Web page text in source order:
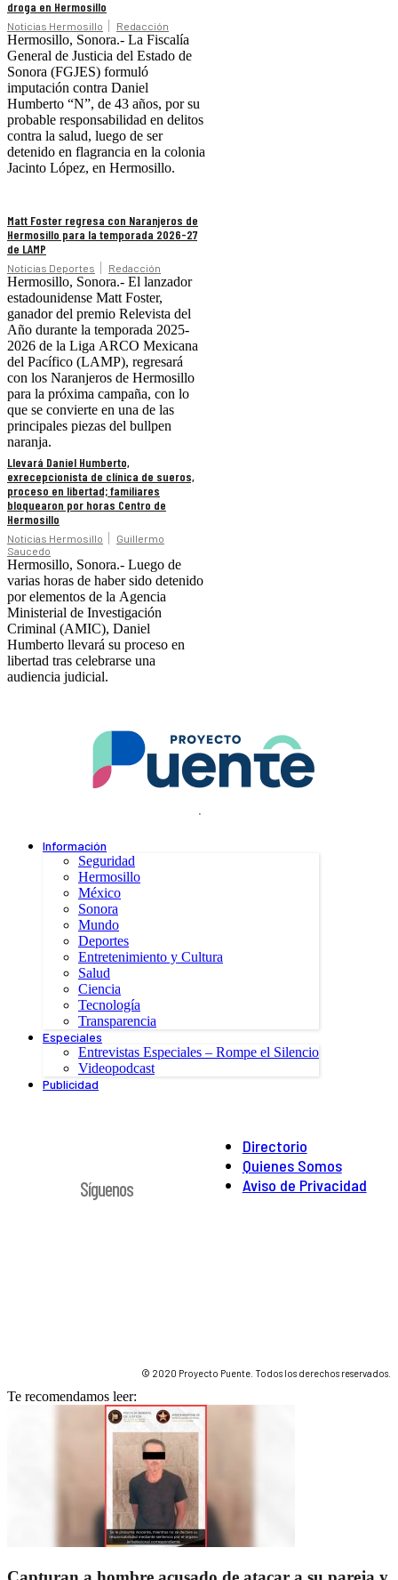
droga en Hermosillo
Noticias Hermosillo Redacción
Hermosillo, Sonora.- La Fiscalía
General de Justicia del Estado de
Sonora (FGJES) formuló
imputación contra Daniel
Humberto “N”, de 43 años, por su
probable responsabilidad en delitos
contra la salud, luego de ser
detenido en flagrancia en la colonia
Jacinto López, en Hermosillo.
Matt Foster regresa con Naranjeros de
Hermosillo para la temporada 2026-27
de LAMP
Noticias Deportes Redacción
Hermosillo, Sonora.- El lanzador
estadounidense Matt Foster,
ganador del premio Relevista del
Año durante la temporada 2025-
2026 de la Liga ARCO Mexicana
del Pacífico (LAMP), regresará
con los Naranjeros de Hermosillo
para la próxima campaña, con lo
que se convierte en una de las
principales piezas del bullpen
naranja.
Llevará Daniel Humberto,
exrecepcionista de clínica de sueros,
proceso en libertad; familiares
bloquearon por horas Centro de
Hermosillo
Noticias Hermosillo
Guillermo
Saucedo
Hermosillo, Sonora.- Luego de
varias horas de haber sido detenido
por elementos de la Agencia
Ministerial de Investigación
Criminal (AMIC), Daniel
Humberto llevará su proceso en
libertad tras celebrarse una
audiencia judicial.
.
Información
Seguridad
Hermosillo
México
Sonora
Mundo
Deportes
Entretenimiento y Cultura
Salud
Ciencia
Tecnología
Transparencia
Especiales
Entrevistas Especiales – Rompe el Silencio
Videopodcast
Publicidad
Directorio
Quienes Somos
Aviso de Privacidad
Síguenos
© 2020 Proyecto Puente. Todos los derechos reservados.
Te recomendamos leer: